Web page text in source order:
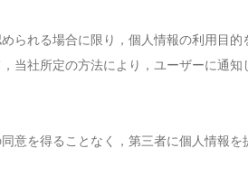
られる場合に限り，個人情報の利用目的
当社所定の方法により，ユーザーに通知
意を得ることなく，第三者に個人情報